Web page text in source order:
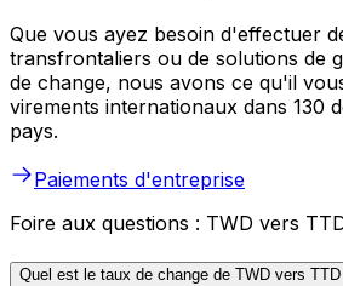
Que vous ayez besoin d'effectuer
transfrontaliers ou de solutions de
de change, nous avons ce qu'il
virements internationaux dans 130
pays.
Paiements d'entreprise
Foire aux questions : TWD vers
Quel est le taux de change de TWD vers